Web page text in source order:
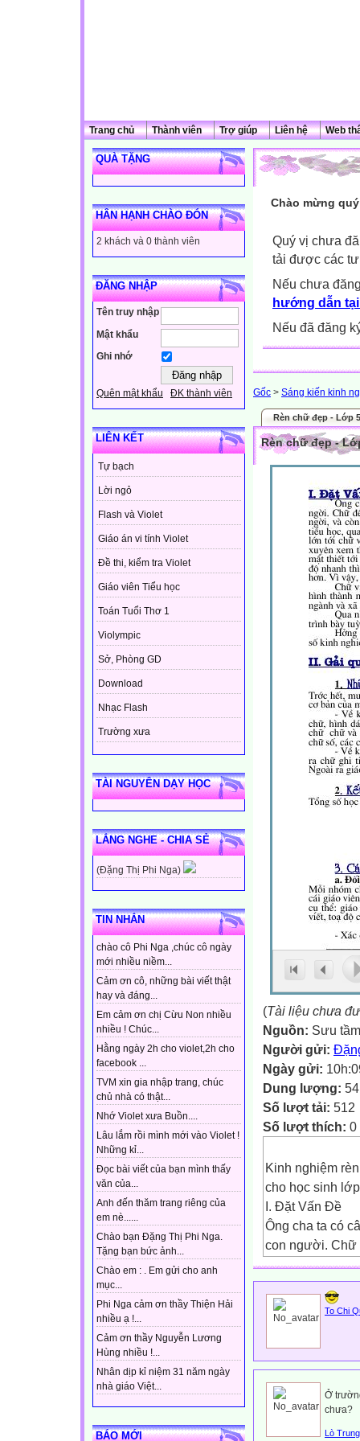
Trang chủ Thành viên Trợ giúp Liên hệ Web
QUÀ TẶNG
HÂN HẠNH CHÀO ĐÓN
2 khách và 0 thành viên
ĐĂNG NHẬP
Tên truy nhập
Mật khẩu
Ghi nhớ
Quên mật khẩu ĐK thành viên
LIÊN KẾT
Tự bạch
Lời ngỏ
Flash và Violet
Giáo án vi tính Violet
Đề thi, kiểm tra Violet
Giáo viên Tiểu học
Toán Tuổi Thơ 1
Violympic
Sở, Phòng GD
Download
Nhạc Flash
Trường xưa
TÀI NGUYÊN DẠY HỌC
LẮNG NGHE - CHIA SẺ
(Đặng Thị Phi Nga)
TIN NHẮN
chào cô Phi Nga ,chúc cô ngày
mới nhiều niềm...
Cảm ơn cô, những bài viết thật
hay và đáng...
Em cảm ơn chị Cừu Non nhiều
nhiều ! Chúc...
Hằng ngày 2h cho violet,2h cho
facebook ...
TVM xin gia nhập trang, chúc
chủ nhà có thật...
Nhớ Violet xưa Buồn....
Lâu lắm rồi mình mới vào Violet !
Những kỉ...
Đọc bài viết của bạn mình thấy
văn của...
Anh đến thăm trang riêng của
em nè......
Chào bạn Đặng Thị Phi Nga.
Tặng bạn bức ảnh...
Chào em : . Em gửi cho anh
mục...
Phi Nga cảm ơn thầy Thiện Hải
nhiều ạ !...
Cảm ơn thầy Nguyễn Lương
Hùng nhiều !...
Nhân dịp kỉ niệm 31 năm ngày
nhà giáo Việt...
BÁO MỚI
Chào mừng
Quý vị chưa
tải được các
Nếu chưa
hướng dẫn
Nếu đã đăng
Gốc > Sáng kiến kinh
Rèn chữ đẹp - Lớp 5
Rèn chữ đẹp -
(Tài liệu chưa
Nguồn: Sưu tầm
Người gửi:
Ngày gửi:
Dung lượng:
Số lượt tải: 512
Số lượt thích: 0
Kinh nghiệm
cho học sinh
I. Đặt Vấn Đề
Ông cha ta có
con người. Chữ
cẩn thận của
người. Đặc biệt
thấy chữ viết
sinh vì học
mật thiết tới
rõ ràng tốc độ
kết quả học
Chữ viết đúng,
To Chi
Ở
chưa?
Lò